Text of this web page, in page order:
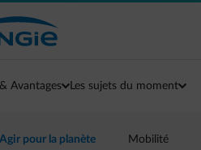
Avantages Les sujets du moment
Agir pour la planète Mobilité